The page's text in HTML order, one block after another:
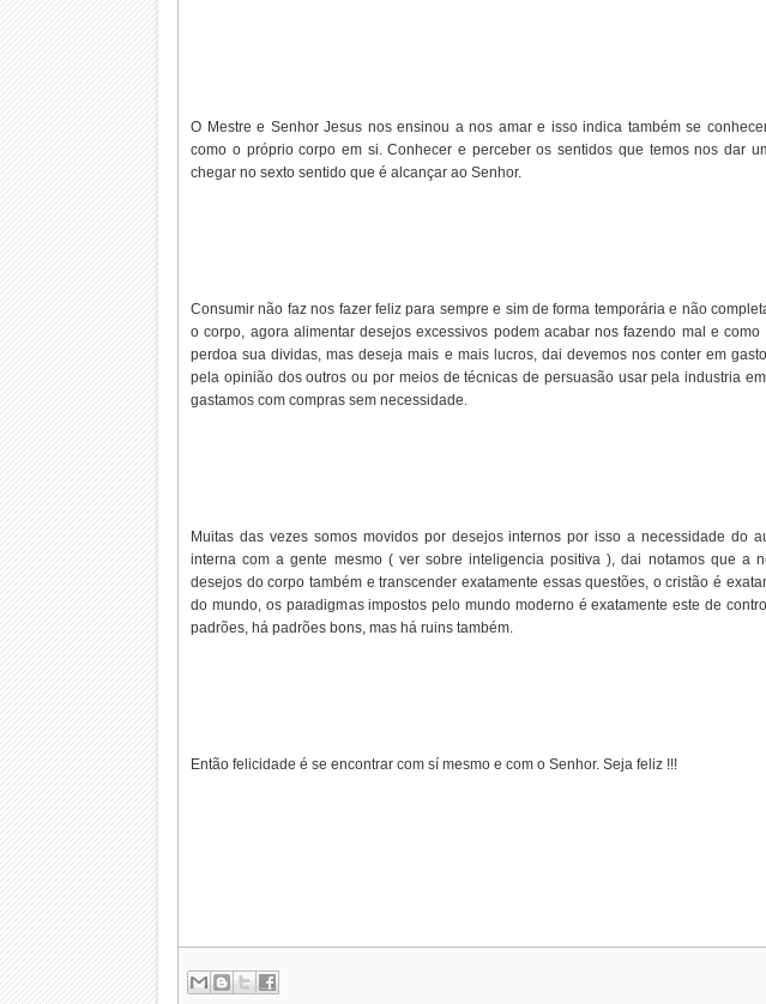
O Mestre e Senhor Jesus nos ensinou a nos amar e isso indica também se
como o próprio corpo em si. Conhecer e perceber os sentidos que temos nos dar
chegar no sexto sentido que é alcançar ao Senhor.
Consumir não faz nos fazer feliz para sempre e sim de forma temporária e não
o corpo, agora alimentar desejos excessivos podem acabar nos fazendo mal e
perdoa sua dividas, mas deseja mais e mais lucros, dai devemos nos conter em
pela opinião dos outros ou por meios de técnicas de persuasão usar pela industria
gastamos com compras sem necessidade.
Muitas das vezes somos movidos por desejos internos por isso a necessidade do
interna com a gente mesmo ( ver sobre inteligencia positiva ), dai notamos que a
desejos do corpo também e transcender exatamente essas questões, o cristão é
do mundo, os paradigmas impostos pelo mundo moderno é exatamente este de
padrões, há padrões bons, mas há ruins também.
Então felicidade é se encontrar com sí mesmo e com o Senhor. Seja feliz !!!